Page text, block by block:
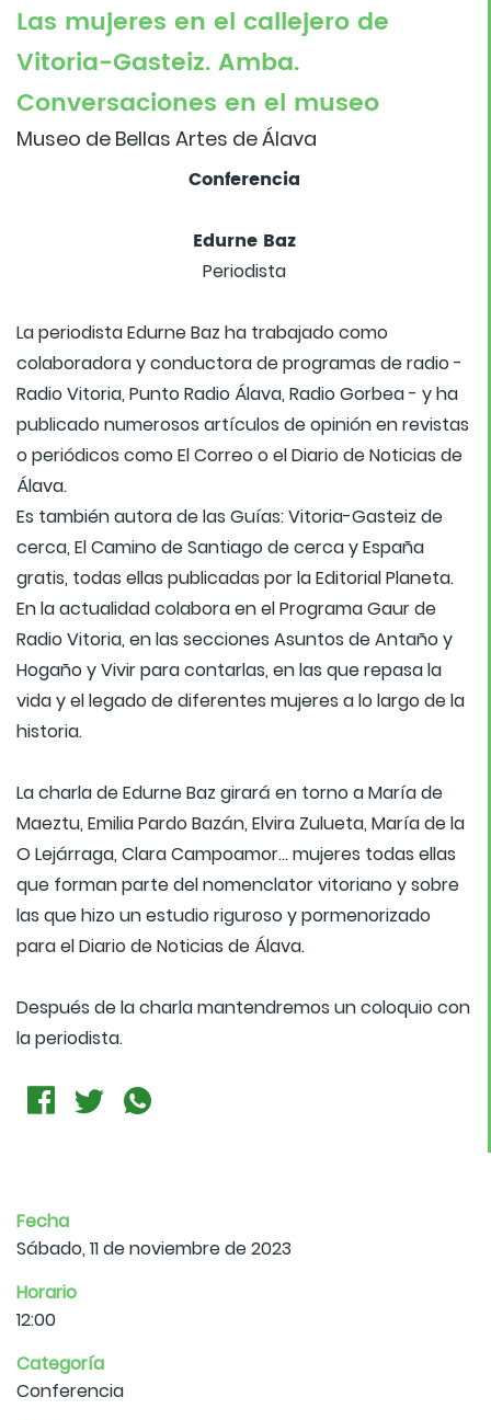
Las mujeres en el callejero de
Vitoria-Gasteiz. Amba.
Conversaciones en el museo
Museo de Bellas Artes de Álava
Conferencia
Edurne Baz
Periodista
La periodista Edurne Baz ha trabajado como
colaboradora y conductora de programas de radio -
Radio Vitoria, Punto Radio Álava, Radio Gorbea - y ha
publicado numerosos artículos de opinión en revistas
o periódicos como El Correo o el Diario de Noticias de
Álava.
Es también autora de las Guías: Vitoria-Gasteiz de
cerca, El Camino de Santiago de cerca y España
gratis, todas ellas publicadas por la Editorial Planeta.
En la actualidad colabora en el Programa Gaur de
Radio Vitoria, en las secciones Asuntos de Antaño y
Hogaño y Vivir para contarlas, en las que repasa la
vida y el legado de diferentes mujeres a lo largo de la
historia.
La charla de Edurne Baz girará en torno a María de
Maeztu, Emilia Pardo Bazán, Elvira Zulueta, María de la
O Lejárraga, Clara Campoamor... mujeres todas ellas
que forman parte del nomenclator vitoriano y sobre
las que hizo un estudio riguroso y pormenorizado
para el Diario de Noticias de Álava.
Después de la charla mantendremos un coloquio con
la periodista.
Fecha
Sábado, 11 de noviembre de 2023
Horario
12:00
Categoría
Conferencia